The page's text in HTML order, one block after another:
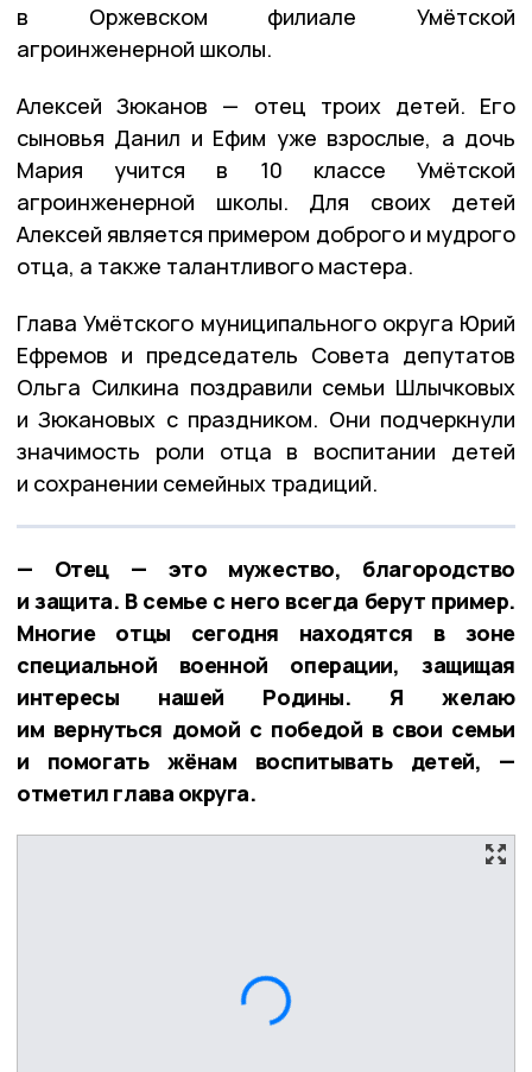
в Оржевском филиале Умётской
агроинженерной школы.
Алексей Зюканов — отец троих детей. Его
сыновья Данил и Ефим уже взрослые, а дочь
Мария учится в 10 классе Умётской
агроинженерной школы. Для своих детей
Алексей является примером доброго и мудрого
отца, а также талантливого мастера.
Глава Умётского муниципального округа Юрий
Ефремов и председатель Совета депутатов
Ольга Силкина поздравили семьи Шлычковых
и Зюкановых с праздником. Они подчеркнули
значимость роли отца в воспитании детей
и сохранении семейных традиций.
— Отец — это мужество, благородство
и защита. В семье с него всегда берут пример.
Многие отцы сегодня находятся в зоне
специальной военной операции, защищая
интересы нашей Родины. Я желаю
им вернуться домой с победой в свои семьи
и помогать жёнам воспитывать детей, —
отметил глава округа.